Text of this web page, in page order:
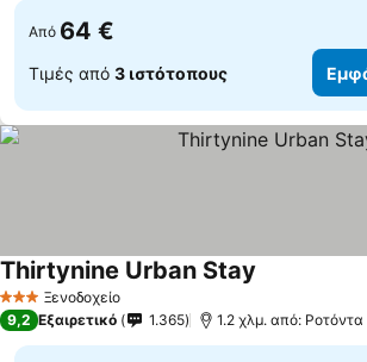
Από 64 €
Τιμές από 3 ιστότοπους
3 ΑστέριαΞενοδοχείο
Thirtynine Urban Stay
9,2 Εξαιρετικό 1.365 1.2 χλμ. από: Ροτόντα